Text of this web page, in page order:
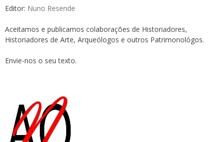
Editor: Nuno Resende
Aceitamos e publicamos colaborações de Historiadores,
Historiadores de Arte, Arqueólogos e outros Patrimonológos.
Envie-nos o seu texto.